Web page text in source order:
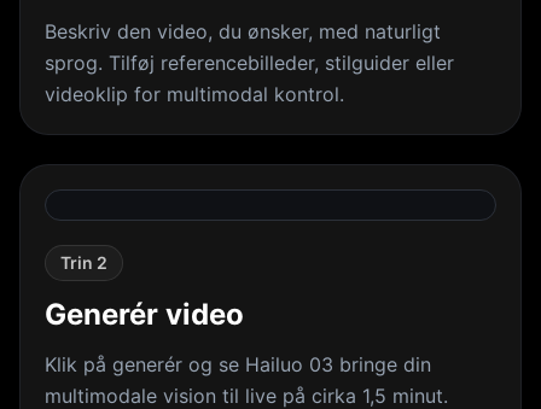
Beskriv den video, du ønsker, med naturligt
sprog. Tilføj referencebilleder, stilguider eller
videoklip for multimodal kontrol.
Trin 2
Generér video
Klik på generér og se Hailuo 03 bringe din
multimodale vision til live på cirka 1,5 minut.